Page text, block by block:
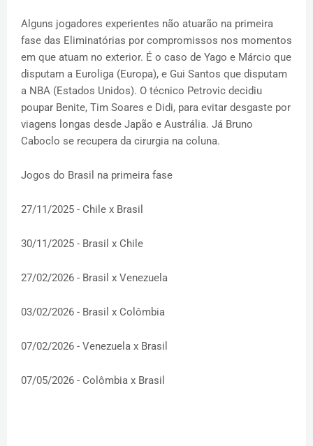
Alguns jogadores experientes não atuarão na primeira
fase das Eliminatórias por compromissos nos momentos
em que atuam no exterior. É o caso de Yago e Márcio que
disputam a Euroliga (Europa), e Gui Santos que disputam
a NBA (Estados Unidos). O técnico Petrovic decidiu
poupar Benite, Tim Soares e Didi, para evitar desgaste por
viagens longas desde Japão e Austrália. Já Bruno
Caboclo se recupera da cirurgia na coluna.
Jogos do Brasil na primeira fase
27/11/2025 - Chile x Brasil
30/11/2025 - Brasil x Chile
27/02/2026 - Brasil x Venezuela
03/02/2026 - Brasil x Colômbia
07/02/2026 - Venezuela x Brasil
07/05/2026 - Colômbia x Brasil